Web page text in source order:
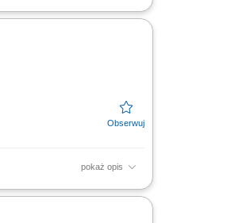
umów i
pokaż opis
nad najwyższą